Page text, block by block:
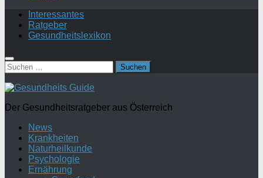
Interessantes
Ratgeber
Gesundheitslexikon
Suchen
nach:
Der Gesundheitsratgeber aus Österreich
News
Krankheiten
Naturheilkunde
Psychologie
Ernährung